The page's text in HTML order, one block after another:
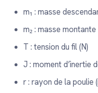
m₁ : masse
m₂ : masse montante
T : tension du fil (N)
J : moment d’inertie
r : rayon de la poulie